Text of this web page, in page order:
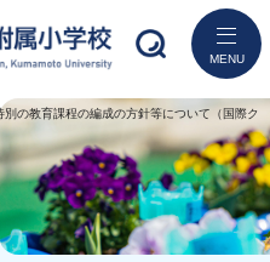
の教育課程の編成の方針等について（国際ク
MENU
ホーム
学校紹介